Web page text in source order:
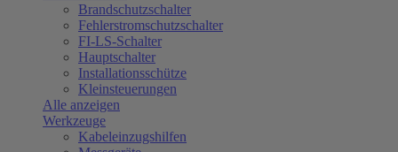
Brandschutzschalter
Fehlerstromschutzschalter
FI-LS-Schalter
Hauptschalter
Installationsschütze
Kleinsteuerungen
Alle anzeigen
Werkzeuge
Kabeleinzugshilfen